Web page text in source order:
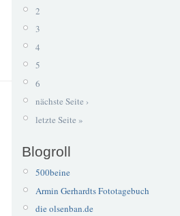
2
3
4
5
6
nächste Seite ›
letzte Seite »
Blogroll
500beine
Armin Gerhardts Fototagebuch
die olsenban.de